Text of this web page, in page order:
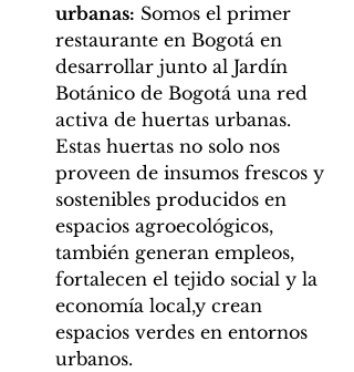
urbanas: Somos el primer
restaurante en Bogotá en
desarrollar junto al Jardín
Botánico de Bogotá una red
activa de huertas urbanas.
Estas huertas no solo nos
proveen de insumos frescos y
sostenibles producidos en
espacios agroecológicos,
también generan empleos,
fortalecen el tejido social y la
economía local,y crean
espacios verdes en entornos
urbanos.